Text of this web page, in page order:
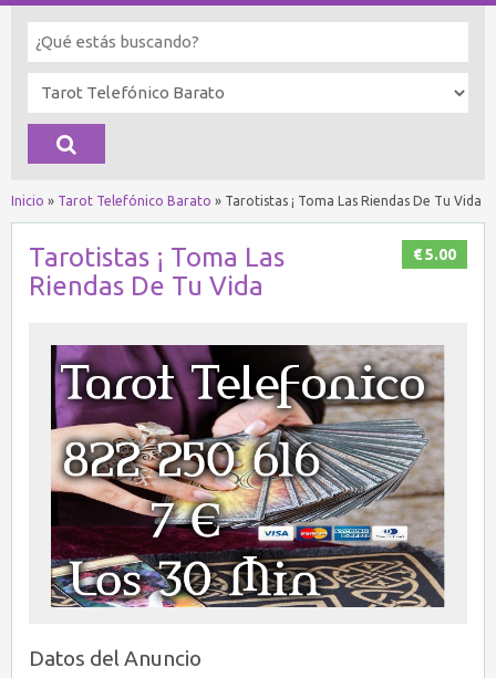
Inicio » Tarot Telefónico Barato » Tarotistas ¡ Toma Las Riendas De Tu Vida
€ 5.00
Tarotistas ¡ Toma Las
Riendas De Tu Vida
Datos del Anuncio